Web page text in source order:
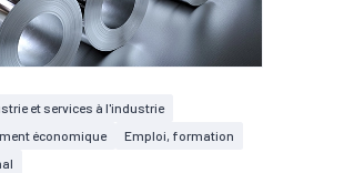
et services à l'industrie
économique
Emploi, formation